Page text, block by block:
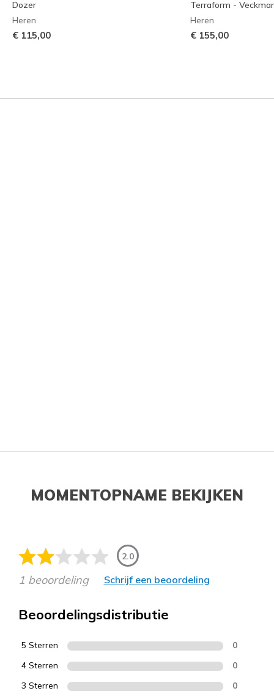
Dozer
Heren
€ 115,00
Terraform -
Heren
€ 155,00
MOMENTOPNAME BEKIJKEN
2.0
1 beoordeling Schrijf een beoordeling
Beoordelingsdistributie
5 Sterren 0
4 Sterren 0
3 Sterren 0